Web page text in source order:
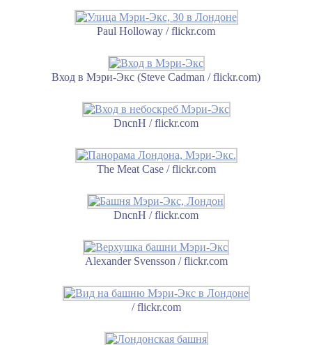
Paul Holloway / flickr.com
Вход в Мэри-Экс (Steve Cadman / flickr.com)
DncnH / flickr.com
The Meat Case / flickr.com
DncnH / flickr.com
Alexander Svensson / flickr.com
/ flickr.com